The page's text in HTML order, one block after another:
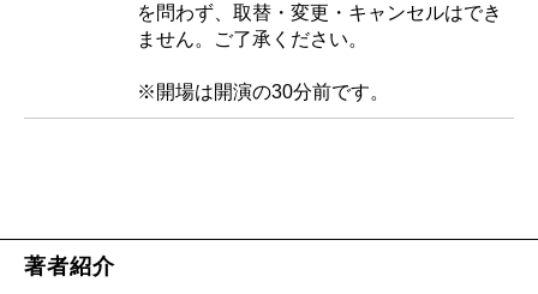
を問わず、取替・変更・キャンセルはでき
ません。ご了承ください。
※開場は開演の30分前です。
著者紹介